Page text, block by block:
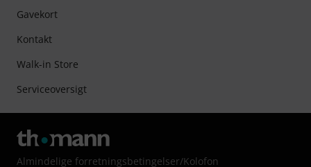
Gavekort
Kontakt
Walk-in Store
Serviceoversigt
Almindelige forretningsbetingelser/Kolofon